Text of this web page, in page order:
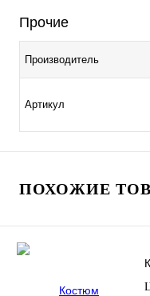
Прочие
Производитель
Артикул
ПОХОЖИЕ